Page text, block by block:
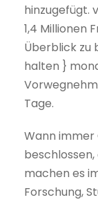
hinzugefügt.
1,4 Millionen
Überblick zu
halten }
Tage.
Wann immer
machen es
Forschung,